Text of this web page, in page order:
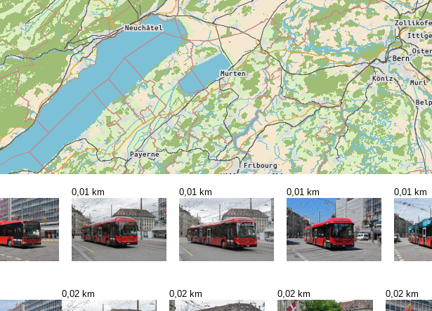
0,01 km 0,01 km 0,01 km 0,01 km
0,02 km 0,02 km 0,02 km 0,02 km